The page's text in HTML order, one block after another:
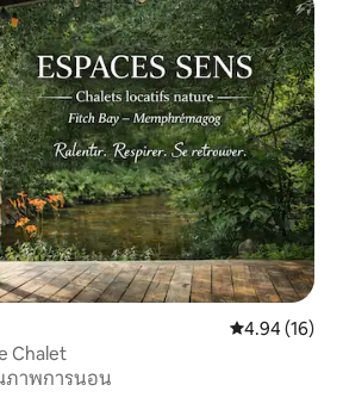
คะแนนเฉลี่ย
4.94 (16)
Chalet
าพการนอน